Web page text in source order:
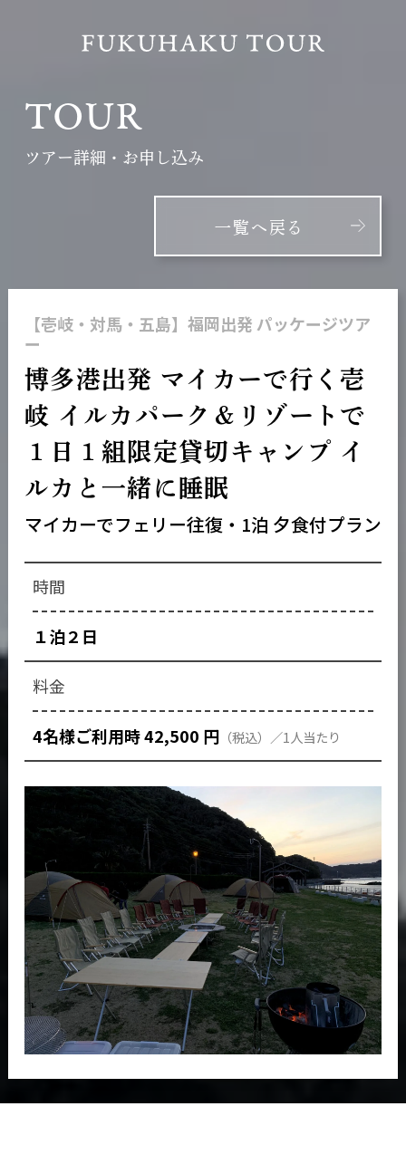
TOUR
ツアー詳細・お申し込み
一覧へ戻る
【壱岐・対馬・五島】福岡出発 パッケージツア
ー
博多港出発 マイカーで行く壱
岐 イルカパーク＆リゾートで
１日１組限定貸切キャンプ イ
ルカと一緒に睡眠
マイカーでフェリー往復・1泊 夕食付プラン
１泊２日
4名様ご利用時 42,500 円（税込）／1人当たり